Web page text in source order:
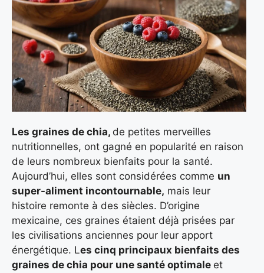
Les graines de chia, de petites merveilles
nutritionnelles, ont gagné en popularité en raison
de leurs nombreux bienfaits pour la santé.
Aujourd’hui, elles sont considérées comme un
super-aliment incontournable, mais leur
histoire remonte à des siècles. D’origine
mexicaine, ces graines étaient déjà prisées par
les civilisations anciennes pour leur apport
énergétique. Les cinq principaux bienfaits des
graines de chia pour une santé optimale et